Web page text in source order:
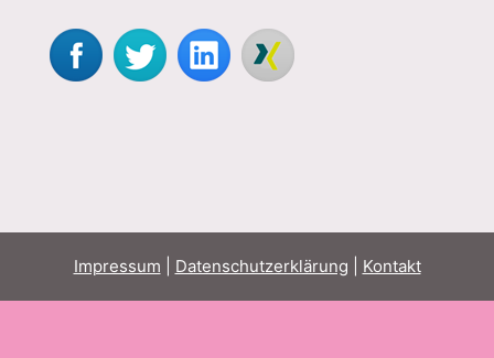
Impressum Datenschutzerklärung Kontakt